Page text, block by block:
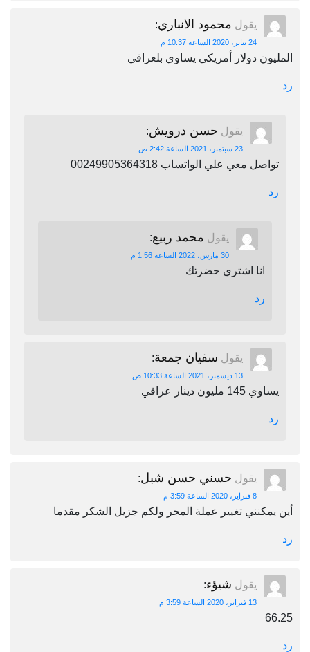
يقول محمود الانباري:
24 يناير، 2020 الساعة 10:37 م
المليون دولار أمريكي يساوي بلعراقي
رد
يقول حسن درويش:
23 سبتمبر، 2021 الساعة 2:42 ص
تواصل معي علي الواتساب 00249905364318
رد
يقول محمد ربيع:
30 مارس، 2022 الساعة 1:56 م
انا اشتري حضرتك
رد
يقول سفيان جمعة:
13 ديسمبر، 2021 الساعة 10:33 ص
يساوي 145 مليون دينار عراقي
رد
يقول حسني حسن شبل:
8 فبراير، 2020 الساعة 3:59 م
أين يمكنني تغيير عملة المجر ولكم جزيل الشكر مقدما
رد
يقول شيؤء:
13 فبراير، 2020 الساعة 3:59 م
66.25
رد